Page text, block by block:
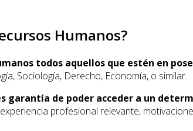
Humanos?
todos aquellos que estén en
Sociología, Derecho, Economía, o similar.
garantía de poder acceder a un
profesional relevante,